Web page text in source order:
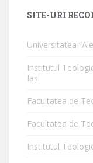
SITE-URI
Universitatea
Institutul
Iaşi
Facultatea de
Facultatea de
Institutul